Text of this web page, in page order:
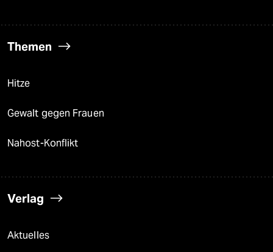
Themen
Hitze
Gewalt gegen Frauen
Nahost-Konflikt
Verlag
Aktuelles